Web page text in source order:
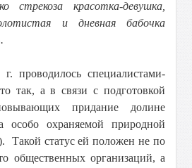
стрекоза красотка-девушка,
и дневная бабочка
проводилось специалистами-
так, а в связи с подготовкой
придание долине
особо охраняемой природной
статус ей положен не по
общественных организаций, а